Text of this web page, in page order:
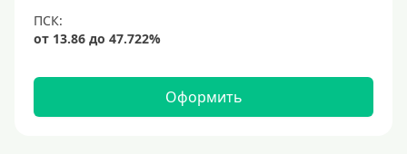
В долларах США
В евро
Заемщики
Оформить